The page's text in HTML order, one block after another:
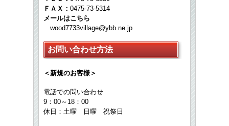
ＦＡＸ： 0475-73-5314
メールはこちら
wood7733village@ybb.ne.jp
お問い合わせ方法
＜新規のお客様＞
電話での問い合わせ
9：00～18：00
休日：土曜 日曜 祝祭日